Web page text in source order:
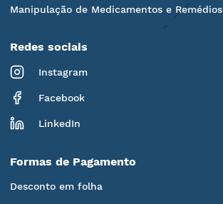
Manipulação de Medicamentos e Remédios
Redes sociais
Instagram
Facebook
LinkedIn
Formas de Pagamento
Desconto em folha